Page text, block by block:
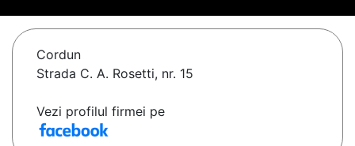
Cordun
Strada C. A. Rosetti, nr. 15
Vezi profilul firmei pe